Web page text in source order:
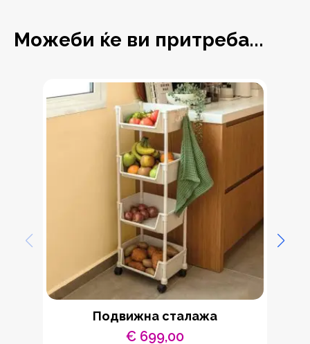
Можеби ќе ви притреба...
Подвижна сталажа
€ 699,00